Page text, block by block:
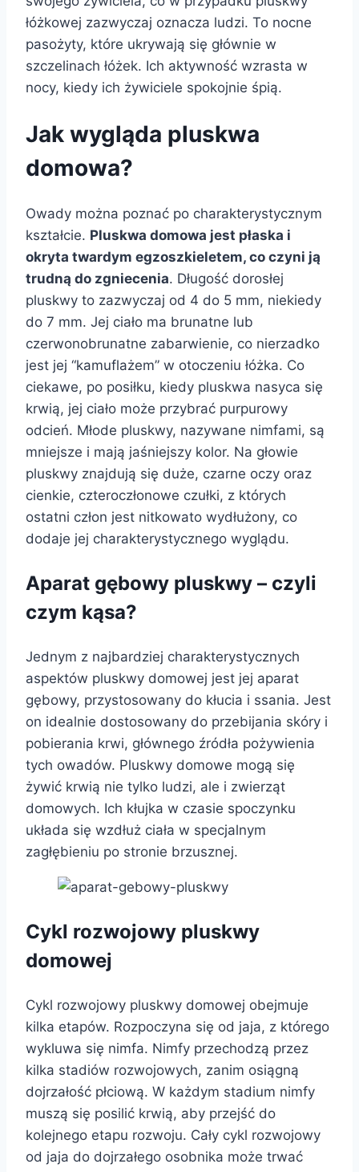
łóżkowej zazwyczaj oznacza ludzi. To nocne
pasożyty, które ukrywają się głównie w
szczelinach łóżek. Ich aktywność wzrasta w
nocy, kiedy ich żywiciele spokojnie śpią.
Jak wygląda pluskwa
domowa?
Owady można poznać po charakterystycznym
kształcie. Pluskwa domowa jest płaska i
okryta twardym egzoszkieletem, co czyni ją
trudną do zgniecenia. Długość dorosłej
pluskwy to zazwyczaj od 4 do 5 mm, niekiedy
do 7 mm. Jej ciało ma brunatne lub
czerwonobrunatne zabarwienie, co nierzadko
jest jej “kamuflażem” w otoczeniu łóżka. Co
ciekawe, po posiłku, kiedy pluskwa nasyca się
krwią, jej ciało może przybrać purpurowy
odcień. Młode pluskwy, nazywane nimfami, są
mniejsze i mają jaśniejszy kolor. Na głowie
pluskwy znajdują się duże, czarne oczy oraz
cienkie, czteroczłonowe czułki, z których
ostatni człon jest nitkowato wydłużony, co
dodaje jej charakterystycznego wyglądu.
Aparat gębowy pluskwy – czyli
czym kąsa?
Jednym z najbardziej charakterystycznych
aspektów pluskwy domowej jest jej aparat
gębowy, przystosowany do kłucia i ssania. Jest
on idealnie dostosowany do przebijania skóry i
pobierania krwi, głównego źródła pożywienia
tych owadów. Pluskwy domowe mogą się
żywić krwią nie tylko ludzi, ale i zwierząt
domowych. Ich kłujka w czasie spoczynku
układa się wzdłuż ciała w specjalnym
zagłębieniu po stronie brzusznej.
Cykl rozwojowy pluskwy
domowej
Cykl rozwojowy pluskwy domowej obejmuje
kilka etapów. Rozpoczyna się od jaja, z którego
wykluwa się nimfa. Nimfy przechodzą przez
kilka stadiów rozwojowych, zanim osiągną
dojrzałość płciową. W każdym stadium nimfy
muszą się posilić krwią, aby przejść do
kolejnego etapu rozwoju. Cały cykl rozwojowy
od jaja do dojrzałego osobnika może trwać